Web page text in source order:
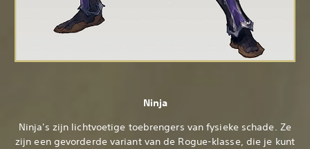
Ninja
Ninja's zijn lichtvoetige toebrengers van fysieke schade. Ze
zijn een gevorderde variant van de Rogue-klasse, die je kunt